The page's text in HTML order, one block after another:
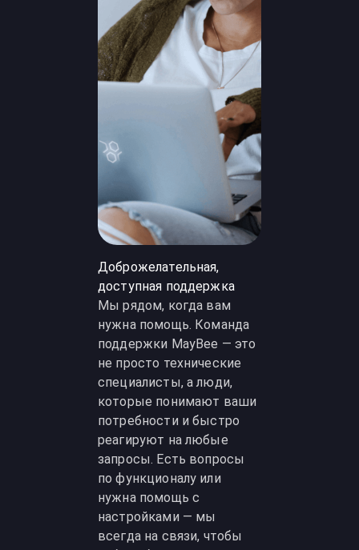
Доброжелательная,
доступная поддержка
Мы рядом, когда вам
нужна помощь. Команда
поддержки MayBee — это
не просто технические
специалисты, а люди,
которые понимают ваши
потребности и быстро
реагируют на любые
запросы. Есть вопросы
по функционалу или
нужна помощь с
настройками — мы
всегда на связи, чтобы